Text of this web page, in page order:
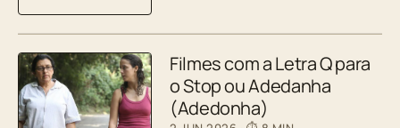
Filmes com a Letra Q para
o Stop ou Adedanha
(Adedonha)